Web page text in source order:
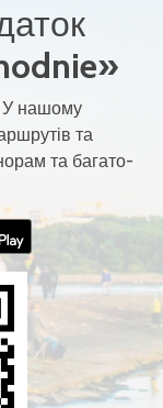
У нашому
та
та багато-